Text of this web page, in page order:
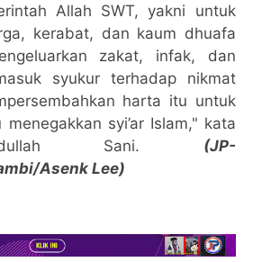
Allah SWT, yakni untuk
kerabat, dan kaum dhuafa
zakat, infak, dan
syukur terhadap nikmat
harta itu untuk
syi’ar Islam," kata
Sani. (JP-
Asenk Lee)